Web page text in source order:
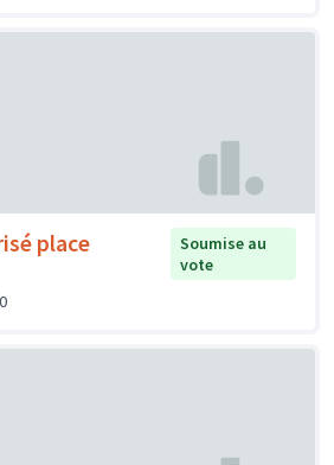
place
Soumise au
vote
0